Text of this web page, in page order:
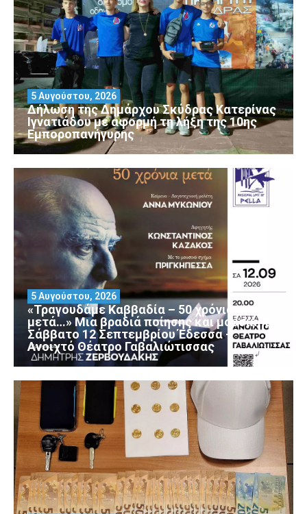
Δήλωση της Δημάρχου Σκύδρας Κατερίνας
Ιγνατιάδου με αφορμή τη λήξη της 10ης
Εμποροπανήγυρης
5 Αυγούστου, 2026
«Τραγουδάμε Καββαδία – 50 χρόνια
μετά…» Μια βραδιά ποίησης και μουσικής
Σάββατο 12 Σεπτεμβρίου Έδεσσα –
Ανοιχτό Θέατρο Γαβαλιώτισσας
5 Αυγούστου, 2026